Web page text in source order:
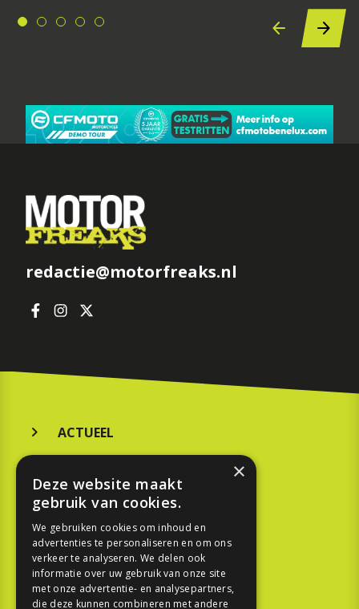
redactie@motorfreaks.nl
ACTUEEL
KOOPGIDS
TESTEN
SPORT
×
Deze website maakt
gebruik van cookies.
We gebruiken cookies om inhoud en
advertenties te personaliseren en om ons
verkeer te analyseren. We delen ook
informatie over uw gebruik van onze site
met onze advertentie- en analysepartners,
die deze kunnen combineren met andere